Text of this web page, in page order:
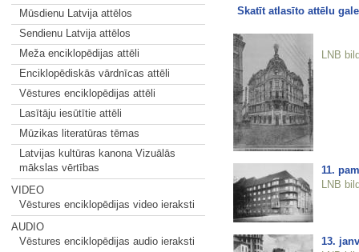
Mūsdienu Latvija attēlos
Sendienu Latvija attēlos
Meža enciklopēdijas attēli
Enciklopēdiskās vārdnīcas attēli
Vēstures enciklopēdijas attēli
Lasītāju iesūtītie attēli
Mūzikas literatūras tēmas
Latvijas kultūras kanona Vizuālās
mākslas vērtības
VIDEO
Vēstures enciklopēdijas video ieraksti
AUDIO
Vēstures enciklopēdijas audio ieraksti
Skatīt atlasīto attēlu
LNB
11.
LNB
13.